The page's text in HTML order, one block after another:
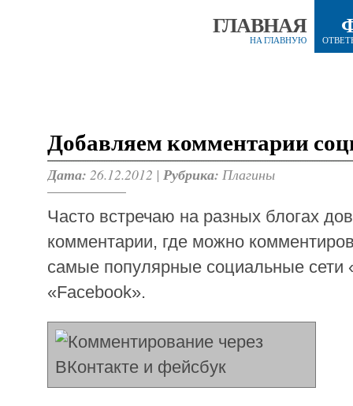
ГЛАВНАЯ
НА ГЛАВНУЮ
Добавляем комментарии
Дата: 26.12.2012 | Рубрика: Плагины
Часто встречаю на разных блогах
комментарии, где можно
самые популярные социальные сети
«Facebook».